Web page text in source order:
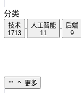
分类
技术
1713
人工智能
11
后端
9
更多